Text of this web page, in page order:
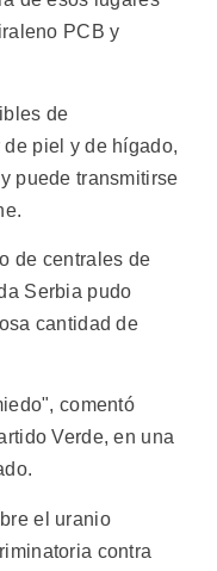
PCB y
de
piel y de hígado,
puede transmitirse
de centrales de
Serbia pudo
cantidad de
comentó
Verde, en una
el uranio
contra